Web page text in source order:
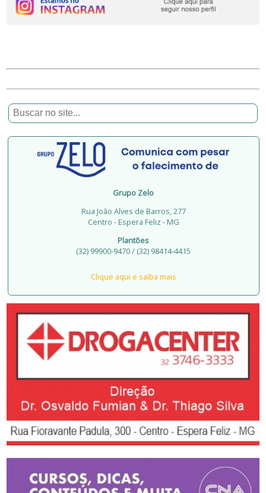
Grupo Zelo
Rua João Alves de Barros, 277
Centro - Espera Feliz - MG
Plantões
(32) 99900-9470 / (32) 98414-4415
Clique aqui e saiba mais